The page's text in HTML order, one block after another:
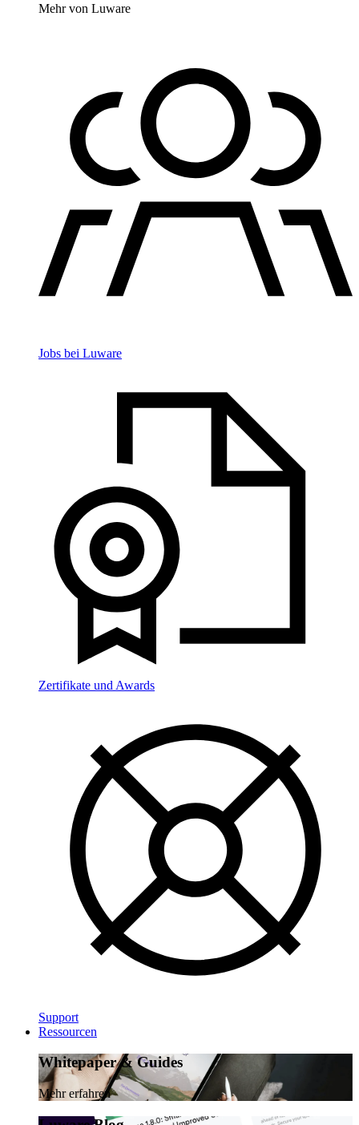
Mehr von Luware
Jobs bei Luware
Zertifikate und Awards
Support
Ressourcen
Whitepaper & Guides
Mehr erfahren